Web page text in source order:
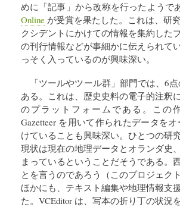
めに「記事」から改称を行ったようで
Online が受賞を果たした。これは、研
クシデントにかけての情報を集約した
の刊行情報などが事細かに伝えられて
っそく入っているのが興味深い。
「ツールやツール群」部門では、6
ある。これは、歴史史料の電子的注釈
のプラットフォームである。この
Gazetteer を用いて作られたデータを
けていることも興味深い。ひとつの研
現状は現在の地理データとオランダ史
まっているということだそうである。
とを言うのであろう（このプロジェク
ほかにも、テキスト編集や地理情報支
た。VCEditor は、写本の折り丁の状